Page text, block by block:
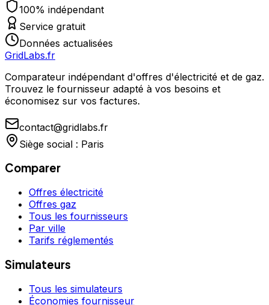
100% indépendant
Service gratuit
Données actualisées
GridLabs.fr
Comparateur indépendant d'offres d'électricité et de gaz.
Trouvez le fournisseur adapté à vos besoins et
économisez sur vos factures.
contact@gridlabs.fr
Siège social : Paris
Comparer
Offres électricité
Offres gaz
Tous les fournisseurs
Par ville
Tarifs réglementés
Simulateurs
Tous les simulateurs
Économies fournisseur